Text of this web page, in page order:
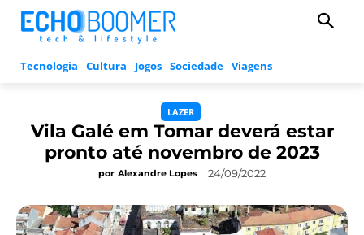
Tecnologia Cultura Jogos Sociedade Viagens
LAZER
Vila Galé em Tomar deverá estar
pronto até novembro de 2023
por Alexandre Lopes 24/09/2022